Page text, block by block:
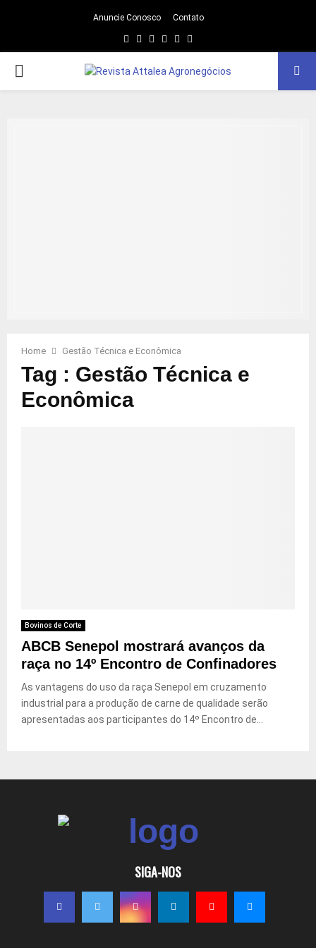
Anuncie Conosco Contato
Facebook
Twitter
Instagram
LinkedinYoutube
PRIMARY
Home Gestão Técnica e Econômica
Tag : Gestão Técnica e
Econômica
Bovinos de Corte
ABCB Senepol mostrará avanços da
raça no 14º Encontro de Confinadores
As vantagens do uso da raça Senepol em cruzamento
industrial para a produção de carne de qualidade serão
apresentadas aos participantes do 14º Encontro de...
SIGA-NOS